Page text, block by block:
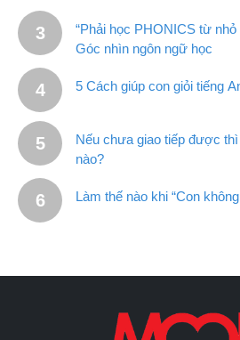
“Phải học PHONICS từ
Góc nhìn ngôn ngữ học
5 Cách giúp con giỏi tiếng
Nếu chưa giao tiếp được
nào?
Làm thế nào khi “Con